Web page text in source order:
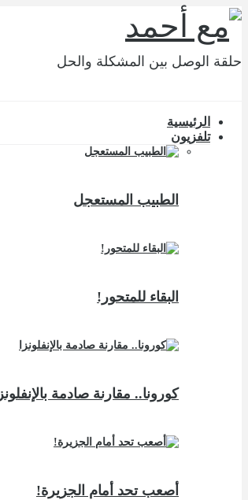
حلقة الوصل بين المشكلة والحل
الرئيسية
تلفزيون
الطبيب المستعجل
البقاء للمتحور!
كورونا.. مقارنة صادمة بالإنفلونزا
أصعب تحد أمام الجزيرة!